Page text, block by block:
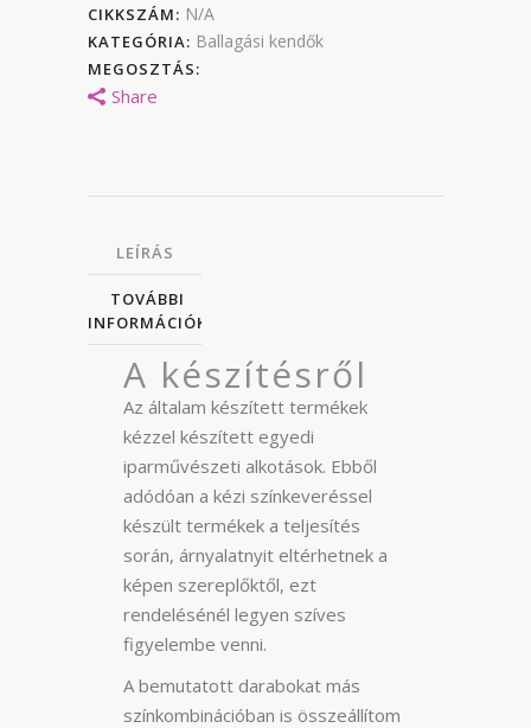
CIKKSZÁM: N/A
KATEGÓRIA: Ballagási kendők
MEGOSZTÁS:
Share
LEÍRÁS
TOVÁBBI
INFORMÁCIÓK
A készítésről
Az általam készített termékek
kézzel készített egyedi
iparművészeti alkotások. Ebből
adódóan a kézi színkeveréssel
készült termékek a teljesítés
során, árnyalatnyit eltérhetnek a
képen szereplőktől, ezt
rendelésénél legyen szíves
figyelembe venni.
A bemutatott darabokat más
színkombinációban is összeállítom